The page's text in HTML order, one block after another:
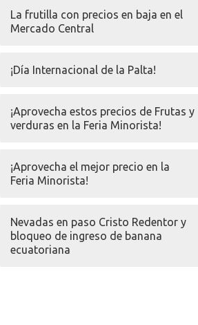
La frutilla con precios en baja en el
Mercado Central
¡Día Internacional de la Palta!
¡Aprovecha estos precios de Frutas y
verduras en la Feria Minorista!
¡Aprovecha el mejor precio en la
Feria Minorista!
Nevadas en paso Cristo Redentor y
bloqueo de ingreso de banana
ecuatoriana